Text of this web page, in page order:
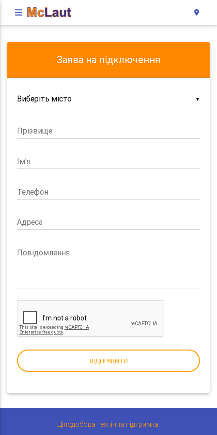
Заява на підключення
▼
Прізвище
Ім'я
Телефон
Адреса
Повідомлення
ВІДПРАВИТИ
Цілодобова технічна підтримка: